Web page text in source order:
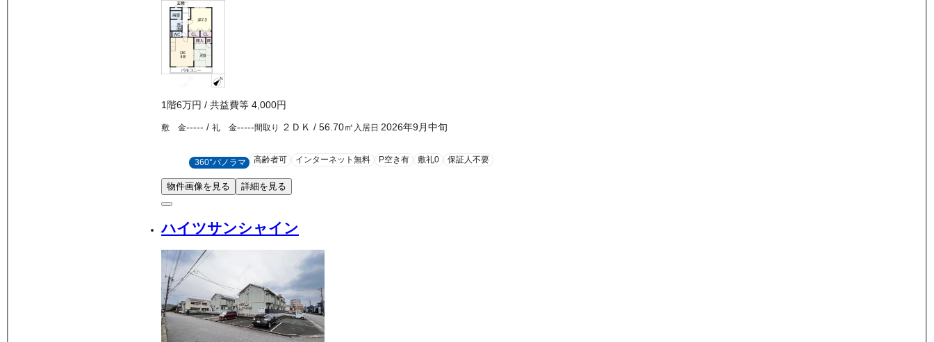
1階6万円 / 共益費等 4,000円
敷 金----- / 礼 金-----間取り ２ＤＫ / 56.70㎡ 入居日 2026年9月中旬
360°パノラマ 高齢者可 インターネット無料 P空き有 敷礼0 保証人不要
物件画像を見る 詳細を見る
ハイツサンシャイン